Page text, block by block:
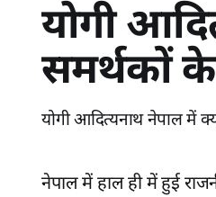
योगी
समर्थकों
योगी आदित्‍यनाथ नेपाल में
नेपाल में हाल ही में हुई